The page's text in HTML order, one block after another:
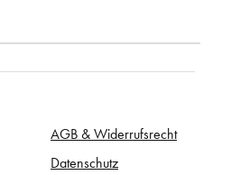
AGB & Widerrufsrecht
Datenschutz